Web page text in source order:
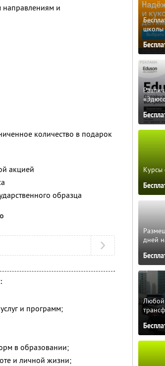
направлениям и
количество в подарок
акцией
образца
и программ;
в образовании;
и личной жизни;
школы
Курсы
дней
Любой